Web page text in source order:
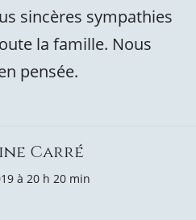
sincères sympathies
la famille. Nous
pensée.
Carré
à 20 h 20 min